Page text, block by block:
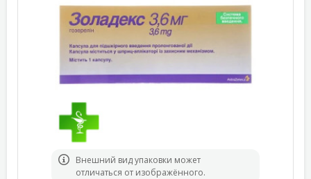
Bнешний вид упаковки может
отличаться от изображённого.